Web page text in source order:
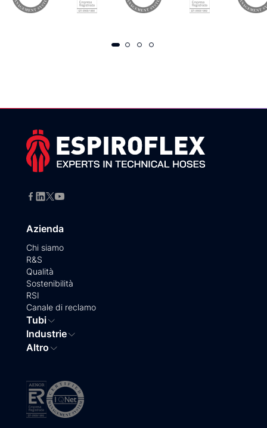
Azienda
Chi siamo
R&S
Qualità
Sostenibilità
RSI
Canale di reclamo
Tubi
Industrie
Altro